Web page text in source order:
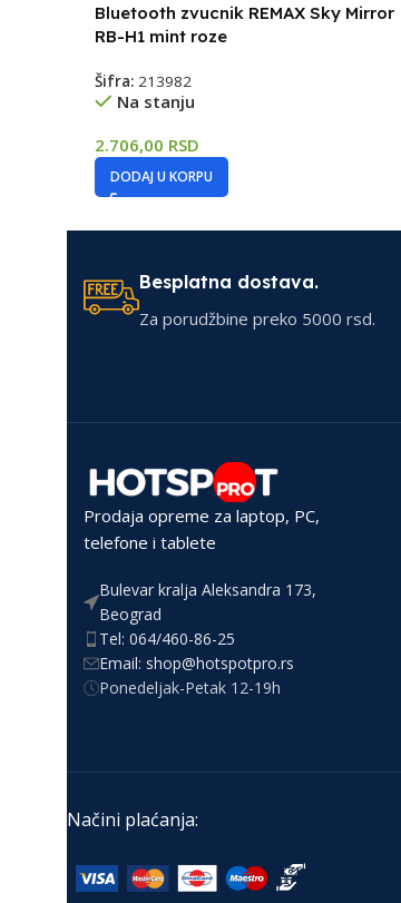
Bluetooth zvucnik REMAX Sky Mirror
RB-H1 mint roze
Šifra: 213982
Na stanju
2.706,00 RSD
DODAJ U KORPU
Besplatna dostava.
Za porudžbine preko 5000 rsd.
Prodaja opreme za laptop, PC,
telefone i tablete
Bulevar kralja Aleksandra 173,
Beograd
Tel: 064/460-86-25
Email: shop@hotspotpro.rs
Ponedeljak-Petak 12-19h
Načini plaćanja: